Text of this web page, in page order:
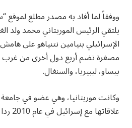
ووفقاً لما أفاد به مصدر مطلع لموقع
يلتقي الرئيس الموريتاني محمد ولد
الإسرائيلي بنيامين نتنياهو على
مصغرة تضم أربع دول أخرى من غرب
بيساو، ليبيريا، والسنغال.
وكانت موريتانيا، وهي عضو في
علاقاتها مع إسرائيل في عام 2010 ردا على حرب غزة الأولى.